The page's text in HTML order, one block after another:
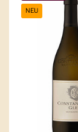
NEU